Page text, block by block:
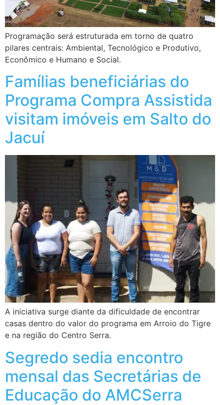
Programação será estruturada em torno de quatro
pilares centrais: Ambiental, Tecnológico e Produtivo,
Econômico e Humano e Social.
Famílias beneficiárias do
Programa Compra Assistida
visitam imóveis em Salto do
Jacuí
A iniciativa surge diante da dificuldade de encontrar
casas dentro do valor do programa em Arroio do Tigre
e na região do Centro Serra.
Segredo sedia encontro
mensal das Secretárias de
Educação do AMCSerra